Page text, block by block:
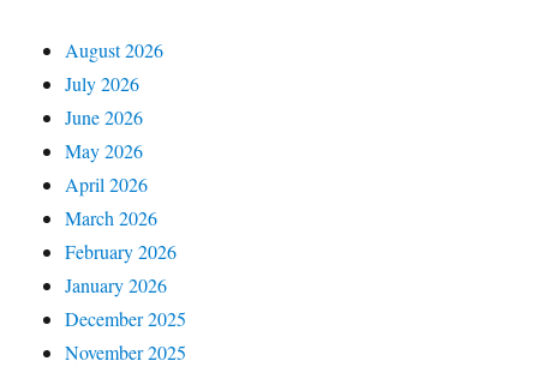
August 2026
July 2026
June 2026
May 2026
April 2026
March 2026
February 2026
January 2026
December 2025
November 2025